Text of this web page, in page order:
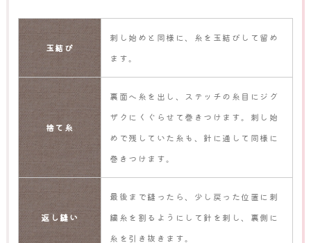
玉結び
刺し始めと同様に、糸を玉結びして留め
ます。
捨て糸
裏面へ糸を出し、ステッチの糸目にジグ
ザクにくぐらせて巻きつけます。刺し始
めで残していた糸も、針に通して同様に
巻きつけます。
返し縫い
最後まで縫ったら、少し戻った位置に刺
繍糸を割るようにして針を刺し、裏側に
糸を引き抜きます。